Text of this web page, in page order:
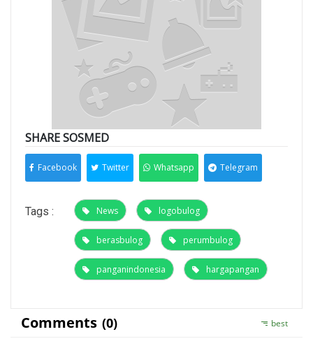
SHARE SOSMED
Facebook Twitter Whatsapp Telegram
Tags : News logobulog
berasbulog perumbulog
panganindonesia hargapangan